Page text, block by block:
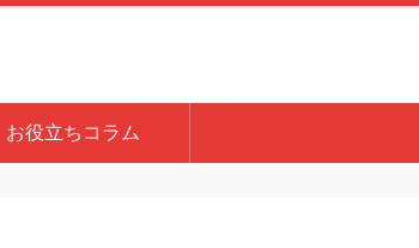
お役立ちコラム